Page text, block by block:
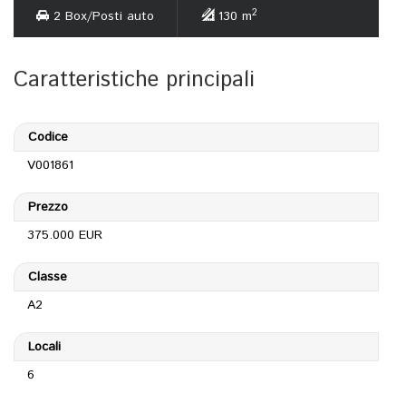
2 Box/Posti auto 130 m2
Caratteristiche principali
Codice
V001861
Prezzo
375.000 EUR
Classe
A2
Locali
6